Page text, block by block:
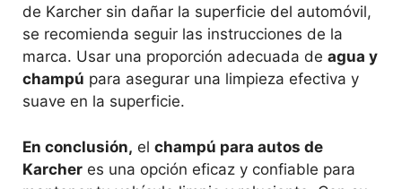
de Karcher sin dañar la superficie del automóvil,
se recomienda seguir las instrucciones de la
marca. Usar una proporción adecuada de agua y
champú para asegurar una limpieza efectiva y
suave en la superficie.
En conclusión, el champú para autos de
Karcher es una opción eficaz y confiable para